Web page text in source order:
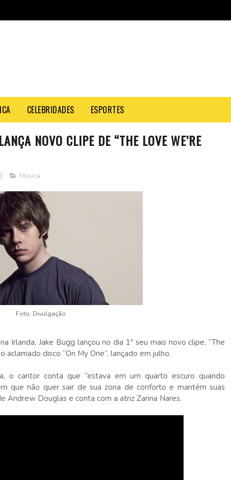
CELEBRIDADES ESPORTES
NOVO CLIPE DE “THE LOVE WE’RE
Música
Foto: Divulgação
Irlanda, Jake Bugg lançou no dia 1º seu mais novo clipe, “The
disco “On My One”, lançado em julho.
o cantor conta que “estava em um quarto escuro quando
que não quer sair de sua zona de conforto e mantém suas
Andrew Douglas e conta com a atriz Zarina Nares.